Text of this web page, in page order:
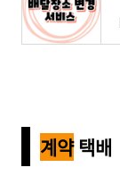
계약택배